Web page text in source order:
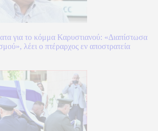
για το κόμμα Καρυστιανού: «Διαπίστωσα
λέει ο πτέραρχος εν αποστρατεία